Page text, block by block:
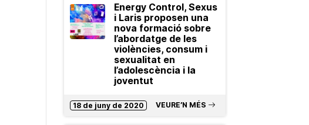
Energy Control, Sexus
i Laris proposen una
nova formació sobre
l’abordatge de les
violències, consum i
sexualitat en
l’adolescència i la
joventut
18 de juny de 2020 VEURE’N MÉS